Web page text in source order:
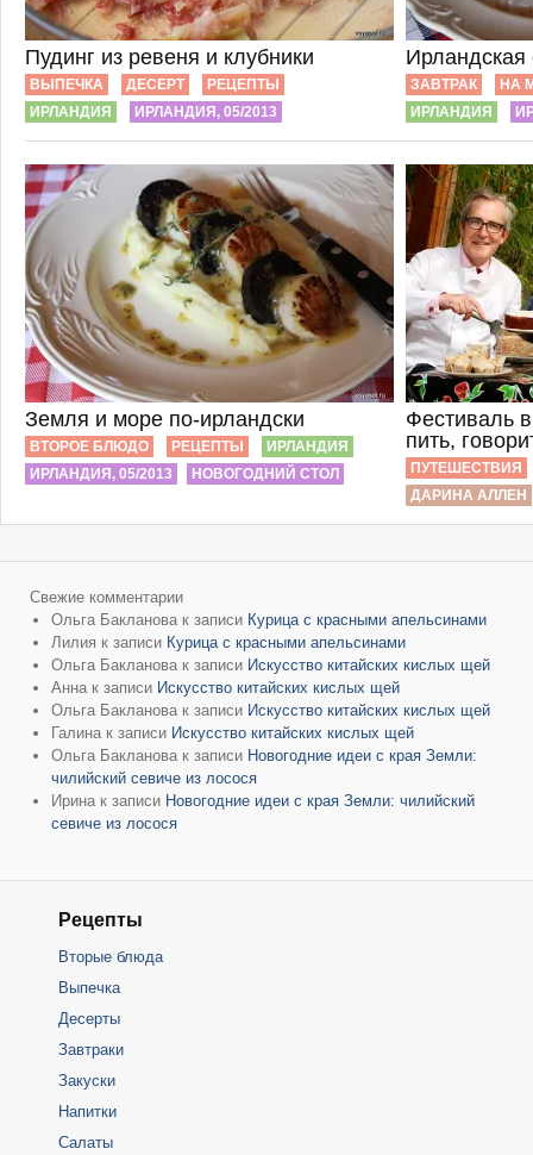
Пудинг из ревеня и клубники
ВЫПЕЧКА ДЕСЕРТ
РЕЦЕПТЫ
ИРЛАНДИЯ
ИРЛАНДИЯ, 05/2013
Ирландская
ЗАВТРАК
НА
ИРЛАНДИЯ
Земля и море по-ирландски
ВТОРОЕ БЛЮДО РЕЦЕПТЫ
ИРЛАНДИЯ
ИРЛАНДИЯ, 05/2013
НОВОГОДНИЙ СТОЛ
Фестиваль
пить,
ПУТЕШЕСТВИЯ
ДАРИНА АЛЛЕН
Свежие комментарии
Ольга Бакланова к записи Курица с красными апельсинами
Лилия к записи Курица с красными апельсинами
Ольга Бакланова к записи Искусство китайских кислых щей
Анна к записи Искусство китайских кислых щей
Ольга Бакланова к записи Искусство китайских кислых щей
Галина к записи Искусство китайских кислых щей
Ольга Бакланова к записи Новогодние идеи с края Земли:
чилийский севиче из лосося
Ирина к записи Новогодние идеи с края Земли: чилийский
севиче из лосося
Рецепты
Вторые блюда
Выпечка
Десерты
Завтраки
Закуски
Напитки
Салаты